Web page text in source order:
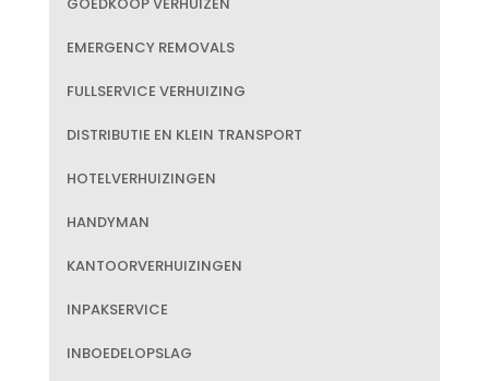
EMERGENCY REMOVALS
FULLSERVICE VERHUIZING
DISTRIBUTIE EN KLEIN TRANSPORT
HOTELVERHUIZINGEN
HANDYMAN
KANTOORVERHUIZINGEN
INPAKSERVICE
INBOEDELOPSLAG